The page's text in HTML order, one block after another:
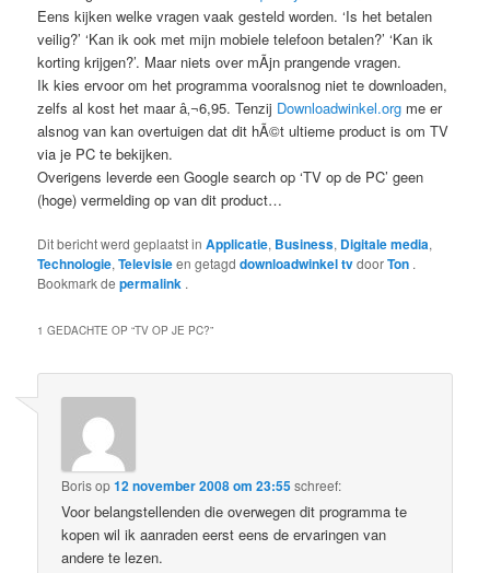
Eens kijken welke vragen vaak gesteld worden. ‘Is het betalen
veilig?’ ‘Kan ik ook met mijn mobiele telefoon betalen?’ ‘Kan ik
korting krijgen?’. Maar niets over mÃ­jn prangende vragen.
Ik kies ervoor om het programma vooralsnog niet te downloaden,
zelfs al kost het maar â‚¬6,95. Tenzij Downloadwinkel.org me er
alsnog van kan overtuigen dat dit hÃ©t ultieme product is om TV
via je PC te bekijken.
Overigens leverde een Google search op ‘TV op de PC’ geen
(hoge) vermelding op van dit product…
Dit bericht werd geplaatst inApplicatie, Business, Digitale media,
Technologie,Televisieen getagddownloadwinkel tvdoorTon .
Bookmark depermalink .
1 GEDACHTE OP “TV OP JE PC?”
Borisop12 november 2008 om 23:55schreef:
Voor belangstellenden die overwegen dit programma te
kopen wil ik aanraden eerst eens de ervaringen van
andere te lezen.